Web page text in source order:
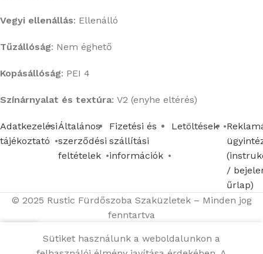
Vegyi ellenállás: Ellenálló
Tűzállóság: Nem éghető
Kopásállóság: PEI 4
Színárnyalat és textúra: V2 (enyhe eltérés)
Adatkezelési
tájékoztató
Általános
szerződési
feltételek
Fizetési és
szállítási
információk
Letöltések
/
űrlap)
© 2025 Rustic Fürdőszoba Szaküzletek – Minden jog
fenntartva
Sütiket használunk a weboldalunkon a